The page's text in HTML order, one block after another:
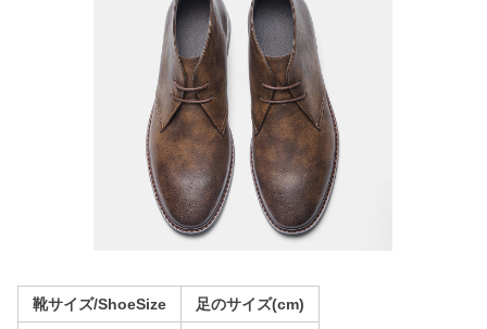
靴サイズ/ShoeSize 足のサイズ(cm)